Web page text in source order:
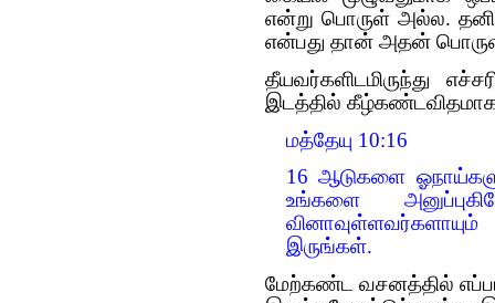
என்று பொருள் அல்ல.
என்பது தான் அதன்
தீயவர்களிடமிருந்து
இடத்தில் கீழ்கண்டவிதமாக
மத்தேயு 10:16
16 ஆடுகளை
உங்களை
இருங்கள்.
மேற்கண்ட வசனத்தில்